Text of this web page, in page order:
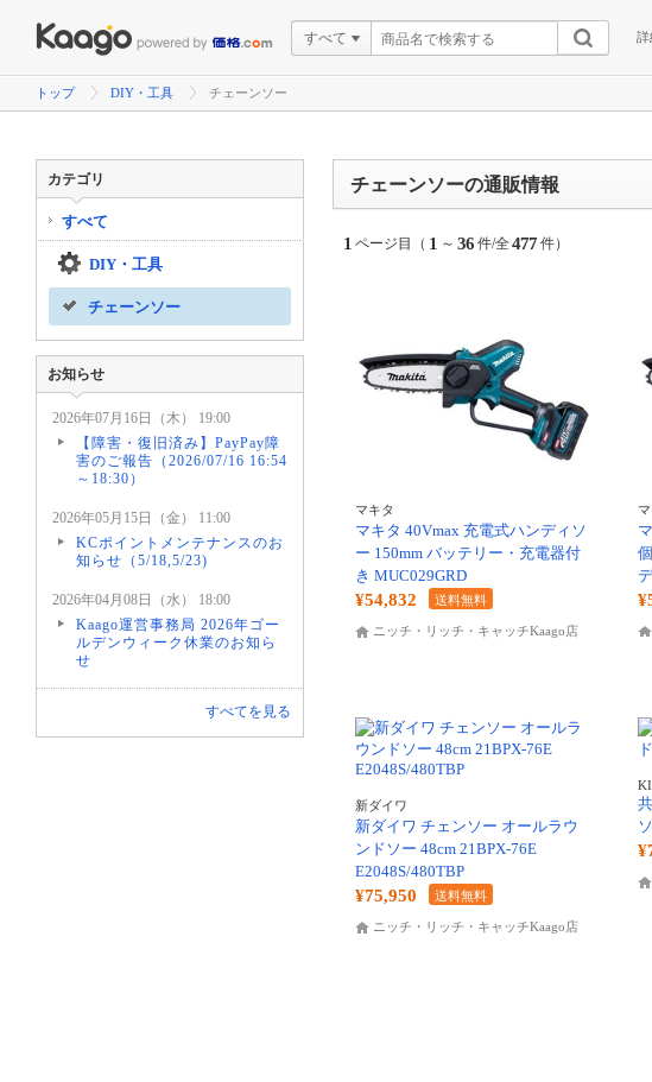
すべて 詳
トップ DIY・工具 チェーンソー
チェーンソーの通販情報
1 ページ目（ 1 ～ 36 件/全477 件）
マキタ
マキタ 40Vmax 充電式ハンディソ
ー 150mm バッテリー・充電器付
き MUC029GRD
¥54,832 送料無料
ニッチ・リッチ・キャッチKaago店
新ダイワ
新ダイワ チェンソー オールラウ
ンドソー 48cm 21BPX-76E
E2048S/480TBP
¥75,950 送料無料
ニッチ・リッチ・キャッチKaago店
カテゴリ
すべて
DIY・工具
チェーンソー
お知らせ
2026年07月16日（木） 19:00
【障害・復旧済み】PayPay障
害のご報告（2026/07/16 16:54
～18:30）
2026年05月15日（金） 11:00
KCポイントメンテナンスのお
知らせ（5/18,5/23)
2026年04月08日（水） 18:00
Kaago運営事務局 2026年ゴー
ルデンウィーク休業のお知ら
せ
すべてを見る